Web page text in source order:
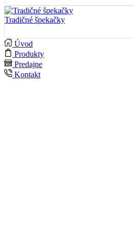
Tradičné špekačky
Úvod
Produkty
Predajne
Kontakt